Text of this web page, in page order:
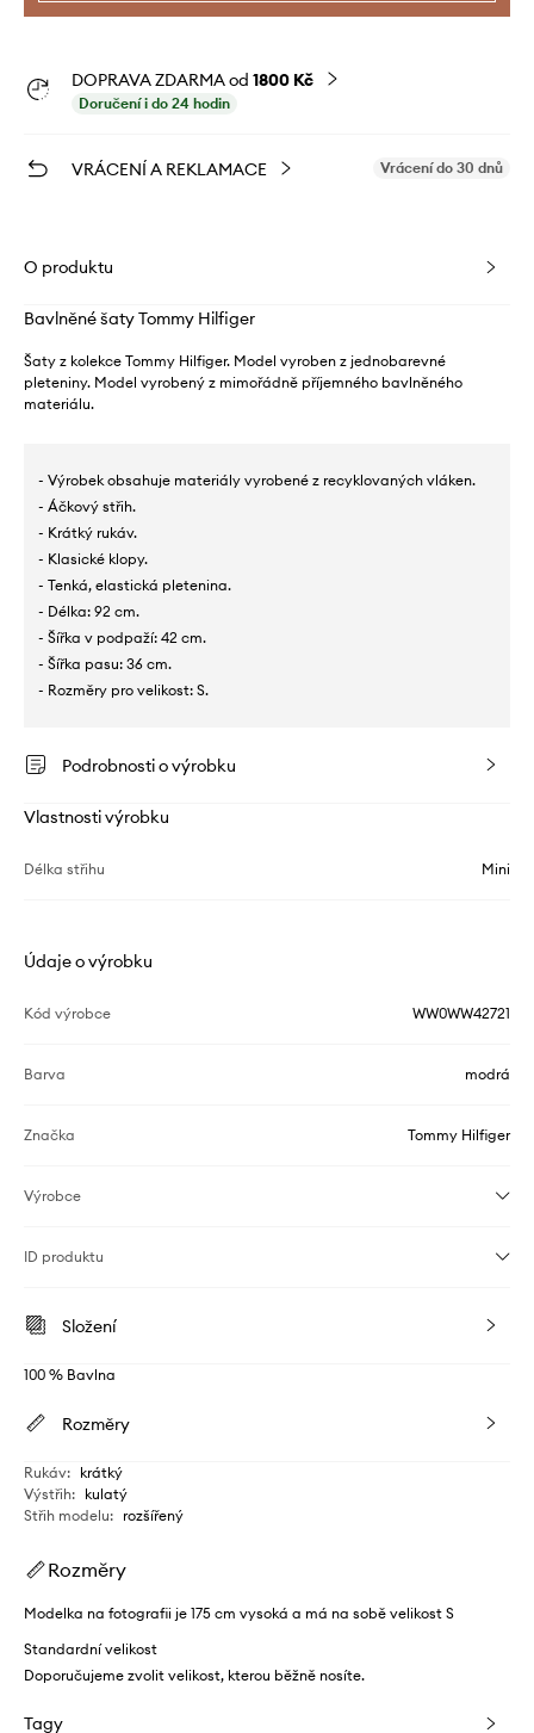
DOPRAVA ZDARMA od 1800 Kč
Doručení i do 24 hodin
VRÁCENÍ A REKLAMACE Vrácení do 30 dnů
O produktu
Bavlněné šaty Tommy Hilfiger
Šaty z kolekce Tommy Hilfiger. Model vyroben z jednobarevné
pleteniny. Model vyrobený z mimořádně příjemného bavlněného
materiálu.
- Výrobek obsahuje materiály vyrobené z recyklovaných vláken.
- Áčkový střih.
- Krátký rukáv.
- Klasické klopy.
- Tenká, elastická pletenina.
- Délka: 92 cm.
- Šířka v podpaží: 42 cm.
- Šířka pasu: 36 cm.
- Rozměry pro velikost: S.
Podrobnosti o výrobku
Vlastnosti výrobku
Délka střihu Mini
Údaje o výrobku
Kód výrobce WW0WW42721
Barva modrá
Značka Tommy Hilfiger
Výrobce
ID produktu
Složení
100 % Bavlna
Rozměry
Rukáv: krátký
Výstřih: kulatý
Střih modelu: rozšířený
Rozměry
Modelka na fotografii je 175 cm vysoká a má na sobě velikost S
Standardní velikost
Doporučujeme zvolit velikost, kterou běžně nosíte.
Tagy